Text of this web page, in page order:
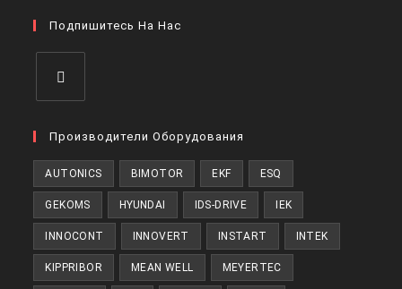
вкладке
новой
Подпишитесь На Нас
в
вкладке
Производители Оборудования
AUTONICS BIMOTOR EKF ESQ
GEKOMS HYUNDAI IDS-DRIVE IEK
INNOCONT INNOVERT INSTART INTEK
KIPPRIBOR MEAN WELL MEYERTEC